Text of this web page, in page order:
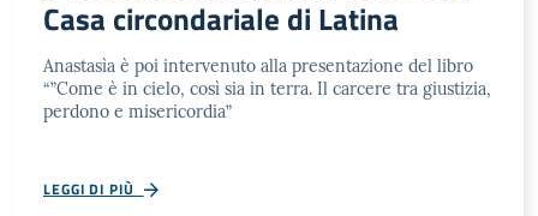
Casa circondariale di Latina
Anastasìa è poi intervenuto alla presentazione del libro
“”Come è in cielo, così sia in terra. Il carcere tra giustizia,
perdono e misericordia”
LEGGI DI PIÙ